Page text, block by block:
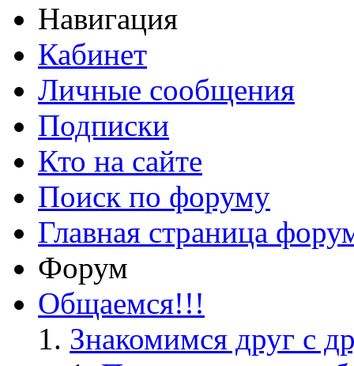
Навигация
Кабинет
Личные сообщения
Подписки
Кто на сайте
Поиск по форуму
Главная страница
Форум
Общаемся!!!
Знакомимся друг с